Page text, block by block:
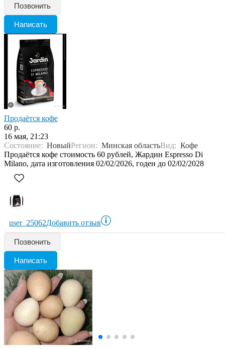
Позвонить
Написать
Продаётся кофе
60 р.
16 мая, 21:23
Состояние: НовыйРегион: Минская областьВид: Кофе
Продаётся кофе стоимость 60 рублей, Жардин Espresso Di
Milano, дата изготовления 02/02/2026, годен до 02/02/2028
user_25062Добавить отзыв
Позвонить
Написать